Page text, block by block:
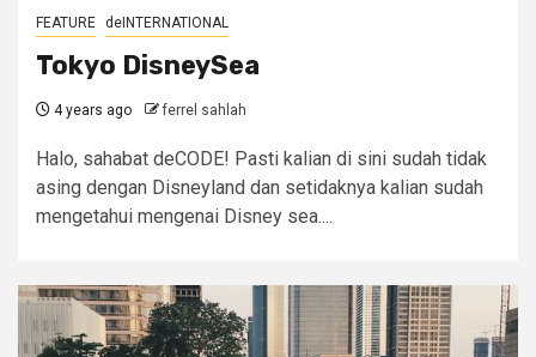
FEATURE deINTERNATIONAL
Tokyo DisneySea
4 years ago ferrel sahlah
Halo, sahabat deCODE! Pasti kalian di sini sudah tidak
asing dengan Disneyland dan setidaknya kalian sudah
mengetahui mengenai Disney sea....